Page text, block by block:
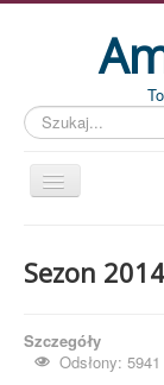
Szukaj...
Aktualności
Koncerty
Sezon
Szczegóły
Odsłony: 5941